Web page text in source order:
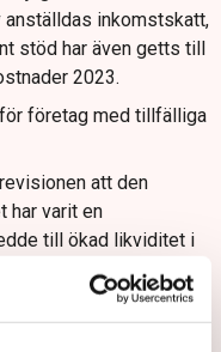
inkomstskatt,
stöd har även getts till
2023.
företag med tillfälliga
att den
har varit en
till ökad likviditet i
inga belägg för att